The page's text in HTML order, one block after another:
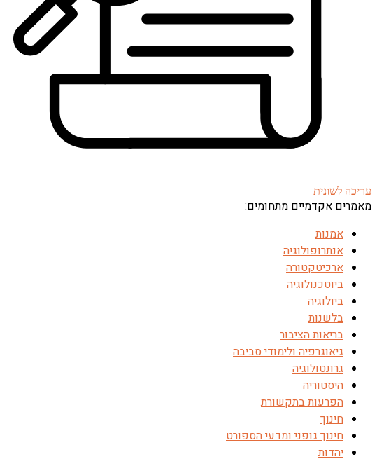
עריכה לשונית
מאמרים אקדמיים מתחומים:
אמנות
אנתרופולוגיה
ארכיטקטורה
ביוטכנולוגיה
ביולוגיה
בלשנות
בריאות הציבור
גיאוגרפיה ולימודי סביבה
גרונטולוגיה
היסטוריה
הפרעות בתקשורת
חינוך
חינוך גופני ומדעי הספורט
יהדות